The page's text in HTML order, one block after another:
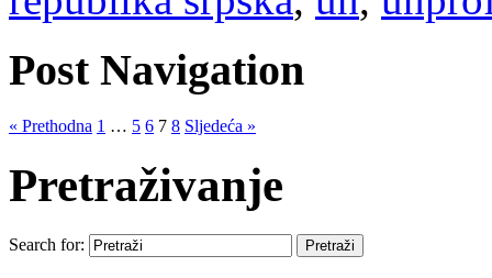
Post Navigation
« Prethodna 1 … 5 6 7 8 Sljedeća »
Pretraživanje
Search for: